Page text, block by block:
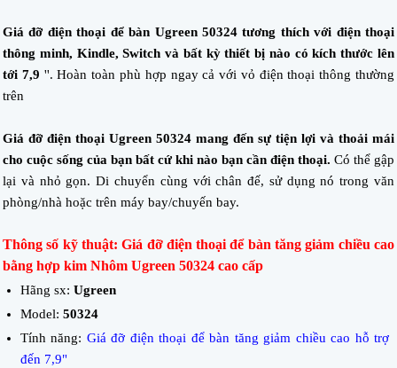
Giá đỡ điện thoại để bàn Ugreen 50324 tương thích với điện thoại
thông minh, Kindle, Switch và bất kỳ thiết bị nào có kích thước lên
tới 7,9 ''. Hoàn toàn phù hợp ngay cả với vỏ điện thoại thông thường
trên
Giá đỡ điện thoại Ugreen 50324 mang đến sự tiện lợi và thoải mái
cho cuộc sống của bạn bất cứ khi nào bạn cần điện thoại. Có thể gập
lại và nhỏ gọn. Di chuyển cùng với chân đế, sử dụng nó trong văn
phòng/nhà hoặc trên máy bay/chuyến bay.
Thông số kỹ thuật: Giá đỡ điện thoại để bàn tăng giảm chiều cao
bằng hợp kim Nhôm Ugreen 50324 cao cấp
Hãng sx: Ugreen
Model: 50324
Tính năng: Giá đỡ điện thoại để bàn tăng giảm chiều cao hỗ trợ
đến 7,9"